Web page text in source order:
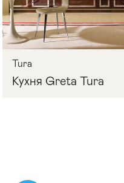
Tura
Кухня Greta Tura